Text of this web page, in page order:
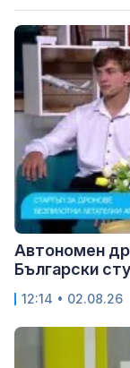
Автономен
Български
12:14 • 02.08.26